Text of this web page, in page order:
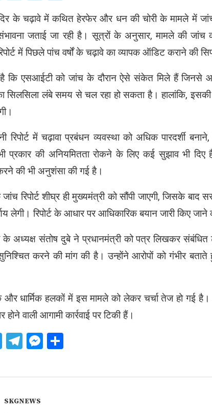
के चढ़ावे में कथित हेरफेर और धन की चोरी के मामले में
जताई जा रही है। सूत्रों के अनुसार, मामले की जांच
में पिछले पांच वर्षों के चढ़ावे का व्यापक ऑडिट कराने की
कि एसआईटी को जांच के दौरान ऐसे संकेत मिले हैं जिनसे
सिलसिला लंबे समय से चल रहा हो सकता है। हालांकि,
में चढ़ावा प्रबंधन व्यवस्था को अधिक पारदर्शी
प्रकार की अनियमितता रोकने के लिए कई सुझाव भी दिए
की भी अनुशंसा की गई है।
रिपोर्ट शीघ्र ही मुख्यमंत्री को सौंपी जाएगी, जिसके
लेगी। रिपोर्ट के आधार पर आधिकारिक बयान जारी किए जाने
के अध्यक्ष संतोष दुबे ने प्रधानमंत्री को पत्र लिखकर
करने की मांग की है। उन्होंने आरोपों को गंभीर बताते
और धार्मिक हलकों में इस मामले को लेकर चर्चा तेज हो गई
होने वाली आगामी कार्रवाई पर टिकी हैं।
Twitter
Telegram
Messenger
SKGNEWS